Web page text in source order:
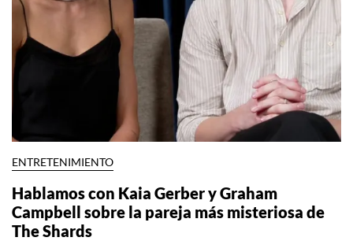
ENTRETENIMIENTO
Hablamos con Kaia Gerber y Graham
Campbell sobre la pareja más misteriosa de
The Shards